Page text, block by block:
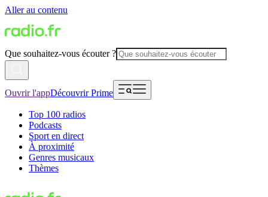
Aller au contenu
Que souhaitez-vous écouter ?
Ouvrir l'appDécouvrir Prime
Top 100 radios
Podcasts
Sport en direct
À proximité
Genres musicaux
Thèmes